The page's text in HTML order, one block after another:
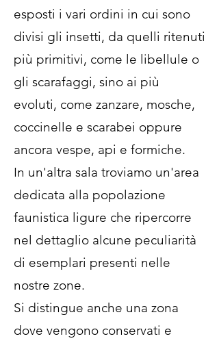
esposti i vari ordini in cui sono
divisi gli insetti, da quelli ritenuti
più primitivi, come le libellule o
gli scarafaggi, sino ai più
evoluti, come zanzare, mosche,
coccinelle e scarabei oppure
ancora vespe, api e formiche.
In un'altra sala troviamo un'area
dedicata alla popolazione
faunistica ligure che ripercorre
nel dettaglio alcune peculiarità
di esemplari presenti nelle
nostre zone.
Si distingue anche una zona
dove vengono conservati e